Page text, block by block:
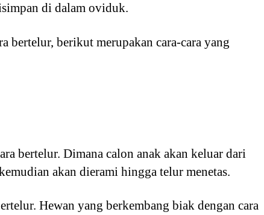
di dalam oviduk.
bertelur, berikut merupakan cara-cara yang
bertelur. Dimana calon anak akan keluar dari
akan dierami hingga telur menetas.
Hewan yang berkembang biak dengan cara